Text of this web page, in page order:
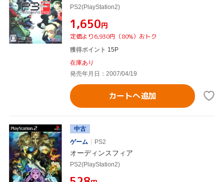
PS2(PlayStation2)
¥1,650円
定価より6,930円（80%）おトク
獲得ポイント 15P
在庫あり
発売年月日：2007/04/19
カートへ追加
中古
ゲーム
PS2
オーディンスフィア
PS2(PlayStation2)